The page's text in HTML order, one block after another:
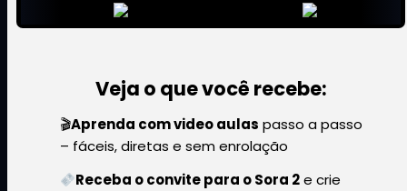
Veja o que você recebe:
🎬Aprenda com video aulas passo a passo
– fáceis, diretas e sem enrolação
Receba o convite para o Sora 2e crie